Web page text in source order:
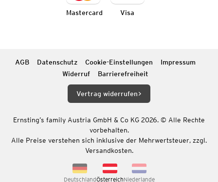
Mastercard Visa
AGB Datenschutz Cookie-Einstellungen
Impressum
Widerruf
Barrierefreiheit
Vertrag widerrufen
Ernsting’s family Austria GmbH & Co KG 2026. © Alle Rechte
vorbehalten.
Alle Preise verstehen sich inklusive der Mehrwertsteuer, zzgl.
Versandkosten.
DeutschlandÖsterreichNiederlande